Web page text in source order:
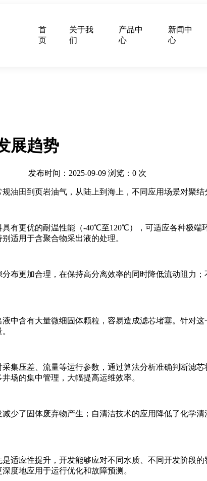
首
页
关于我
们
产品中
心
新闻中
心
展趋势
发布时间：2025-09-09 浏览： 0 次
油田到页岩油气，从陆上到海上，不同应用场景对聚
有更优的耐温性能（-40℃至120℃），可适应各种极端
适用于含聚合物采出液的处理。
布更加合理，在保持高分离效率的同时降低流动阻力
中含有大量微细固体颗粒，容易造成滤芯堵塞。针对
集压差、流量等运行参数，通过算法分析准确判断滤
场的集中管理，大幅提高运维效率。
少了固体废弃物产生；自清洁技术的应用降低了化学
适应性提升，开发能够应对不同水质、不同开发阶段
度地应用于运行优化和故障预测。